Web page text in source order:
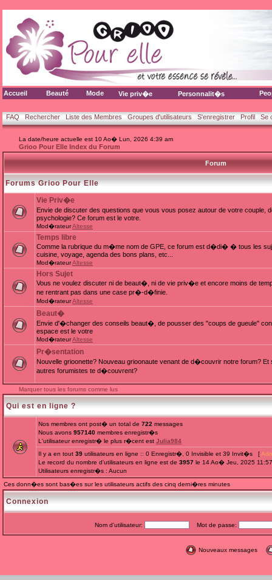
Accueil Beauté Mode Vie priv�e Personnalit�s
FAQ Rechercher Liste des Membres Groupes d'utilisateurs S'enregistrer Profil Se
La date/heure actuelle est 10 Ao� Lun, 2026 4:39 am
Grioo Pour Elle Index du Forum
Forum
Forums Grioo Pour Elle
Vie Priv�e
Envie de discuter des questions que vous vous posez autour de votre
psychologie? Ce forum est le votre.
Mod�rateurAltesse
Temps libre
Comme la rubrique du m�me nom de GPE, ce forum est d�di� � tous les
cuisine, voyage, agenda des bons plans, etc...
Mod�rateurAltesse
Hors Sujet
Vous ne voulez discuter ni de beaut�, ni de vie priv�e et encore moins de
ne rentrant pas dans une case pr�-d�finie.
Mod�rateurAltesse
Beaut�
Envie d'�changer des conseils beaut�, de pousser des "coups de gueule"
espace est le votre
Mod�rateurAltesse
Pr�sentation
Nouvelle grioonette? Nouveau grioonaute venant de d�couvrir notre forum?
autres forumistes te d�couvrent?
Marquer tous les forums comme lus
Qui est en ligne ?
Nos membres ont post� un total de 722 messages
Nous avons 957140 membres enregistr�s
L'utilisateur enregistr� le plus r�cent est Julia984
Il y a en tout 39 utilisateurs en ligne :: 0 Enregistr�, 0 Invisible et 39 Invit�s [
Le record du nombre d'utilisateurs en ligne est de 3957 le 14 Ao� Jeu, 2025
Utilisateurs enregistr�s : Aucun
Ces donn�es sont bas�es sur les utilisateurs actifs des cinq derni�res minutes
Connexion
Nom d'utilisateur: Mot de passe:
Nouveaux messages